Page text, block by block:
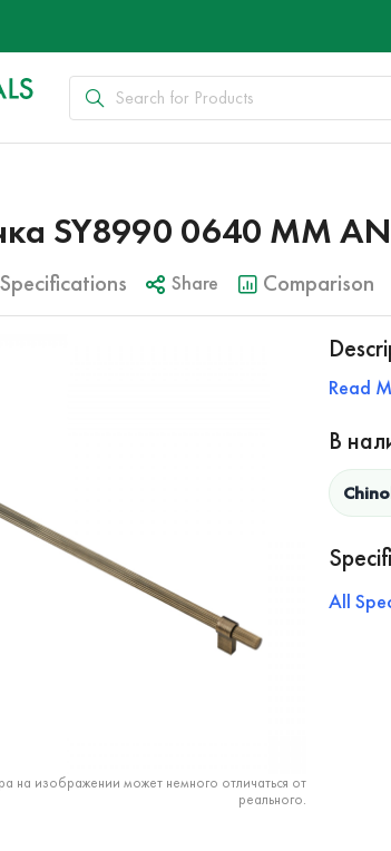
SY8990 0640 MM
Specifications Share Comparison
на изображении может немного отличаться от
реального.
Read
В
All